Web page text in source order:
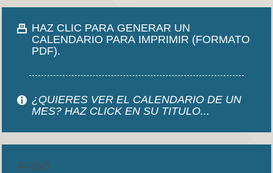
HAZ CLIC PARA GENERAR UN
CALENDARIO PARA IMPRIMIR (FORMATO
PDF).
¿QUIERES VER EL CALENDARIO DE UN
MES? HAZ CLICK EN SU TITULO...
AVISO